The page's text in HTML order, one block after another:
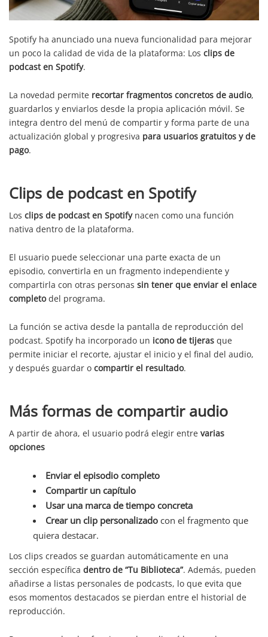
Spotify ha anunciado una nueva funcionalidad para mejorar
un poco la calidad de vida de la plataforma: Los clips de
podcast en Spotify.
La novedad permite recortar fragmentos concretos de audio,
guardarlos y enviarlos desde la propia aplicación móvil. Se
integra dentro del menú de compartir y forma parte de una
actualización global y progresiva para usuarios gratuitos y de
pago.
Clips de podcast en Spotify
Los clips de podcast en Spotifynacen como una función
nativa dentro de la plataforma.
El usuario puede seleccionar una parte exacta de un
episodio, convertirla en un fragmento independiente y
compartirla con otras personas sin tener que enviar el enlace
completodel programa.
La función se activa desde la pantalla de reproducción del
podcast. Spotify ha incorporado un icono de tijeras que
permite iniciar el recorte, ajustar el inicio y el final del audio,
y después guardar o compartir el resultado.
Más formas de compartir audio
A partir de ahora, el usuario podrá elegir entre varias
opciones
Enviar el episodio completo
Compartir un capítulo
Usar una marca de tiempo concreta
Crear un clip personalizado con el fragmento que
quiera destacar.
Los clips creados se guardan automáticamente en una
sección específica dentro de “Tu Biblioteca”. Además, pueden
añadirse a listas personales de podcasts, lo que evita que
esos momentos destacados se pierdan entre el historial de
reproducción.